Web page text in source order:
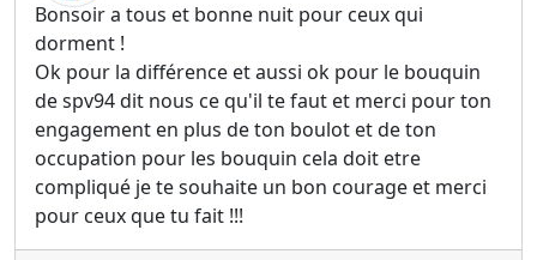
Bonsoir a tous et bonne nuit pour ceux qui
dorment !
Ok pour la différence et aussi ok pour le bouquin
de spv94 dit nous ce qu'il te faut et merci pour ton
engagement en plus de ton boulot et de ton
occupation pour les bouquin cela doit etre
compliqué je te souhaite un bon courage et merci
pour ceux que tu fait !!!